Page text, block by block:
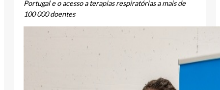
Portugal e o acesso a terapias respiratórias a mais de
100 000 doentes